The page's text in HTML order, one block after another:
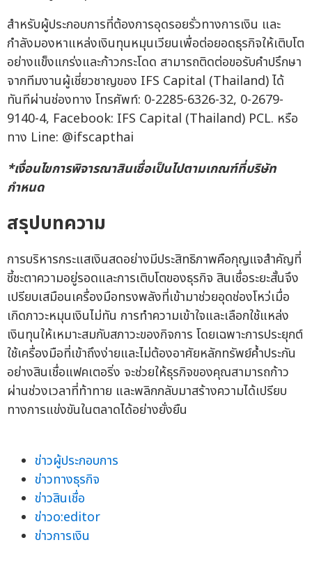
สำหรับผู้ประกอบการที่ต้องการอุดรอยรั่วทางการเงิน และ
กำลังมองหาแหล่งเงินทุนหมุนเวียนเพื่อต่อยอดธุรกิจให้เติบโต
อย่างแข็งแกร่งและก้าวกระโดด สามารถติดต่อขอรับคำปรึกษา
จากทีมงานผู้เชี่ยวชาญของ IFS Capital (Thailand) ได้
ทันทีผ่านช่องทาง โทรศัพท์: 0-2285-6326-32, 0-2679-
9140-4, Facebook: IFS Capital (Thailand) PCL. หรือ
ทาง Line: @ifscapthai
*เงื่อนไขการพิจารณาสินเชื่อเป็นไปตามเกณฑ์ที่บริษัท
กำหนด
สรุปบทความ
การบริหารกระแสเงินสดอย่างมีประสิทธิภาพคือกุญแจสำคัญที่
ชี้ชะตาความอยู่รอดและการเติบโตของธุรกิจ สินเชื่อระยะสั้นจึง
เปรียบเสมือนเครื่องมือทรงพลังที่เข้ามาช่วยอุดช่องโหว่เมื่อ
เกิดภาวะหมุนเงินไม่ทัน การทำความเข้าใจและเลือกใช้แหล่ง
เงินทุนให้เหมาะสมกับสภาวะของกิจการ โดยเฉพาะการประยุกต์
ใช้เครื่องมือที่เข้าถึงง่ายและไม่ต้องอาศัยหลักทรัพย์ค้ำประกัน
อย่างสินเชื่อแฟคเตอริ่ง จะช่วยให้ธุรกิจของคุณสามารถก้าว
ผ่านช่วงเวลาที่ท้าทาย และพลิกกลับมาสร้างความได้เปรียบ
ทางการแข่งขันในตลาดได้อย่างยั่งยืน
ข่าวผู้ประกอบการ
ข่าวทางธุรกิจ
ข่าวสินเชื่อ
ข่าวo:editor
ข่าวการเงิน